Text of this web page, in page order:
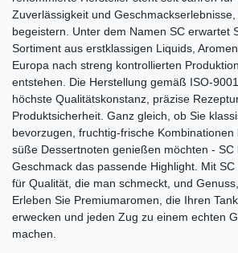
Zuverlässigkeit und
begeistern. Unter dem Namen SC erwartet
Sortiment aus erstklassigen Liquids,
Europa nach streng kontrollierten
entstehen. Die Herstellung gemäß ISO-
höchste Qualitätskonstanz, präzise
Produktsicherheit. Ganz gleich, ob Sie
bevorzugen, fruchtig-frische
süße Dessertnoten genießen möchten - SC
Geschmack das passende Highlight. Mit
für Qualität, die man schmeckt, und
Erleben Sie Premiumaromen, die Ihren
erwecken und jeden Zug zu einem echten
machen.